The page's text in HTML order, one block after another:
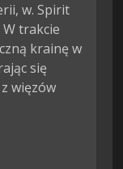
w. Spirit
trakcie
krainę w
się
więzów